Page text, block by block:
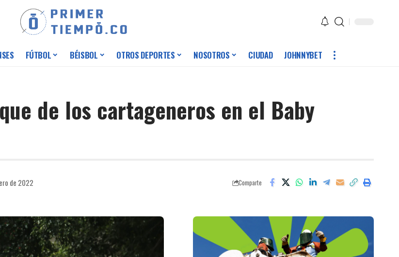
FÚTBOL BÉISBOL OTROS DEPORTES NOSOTROS CIUDAD JOHNNYBET
de los cartageneros en el Baby
de 2022 Comparte